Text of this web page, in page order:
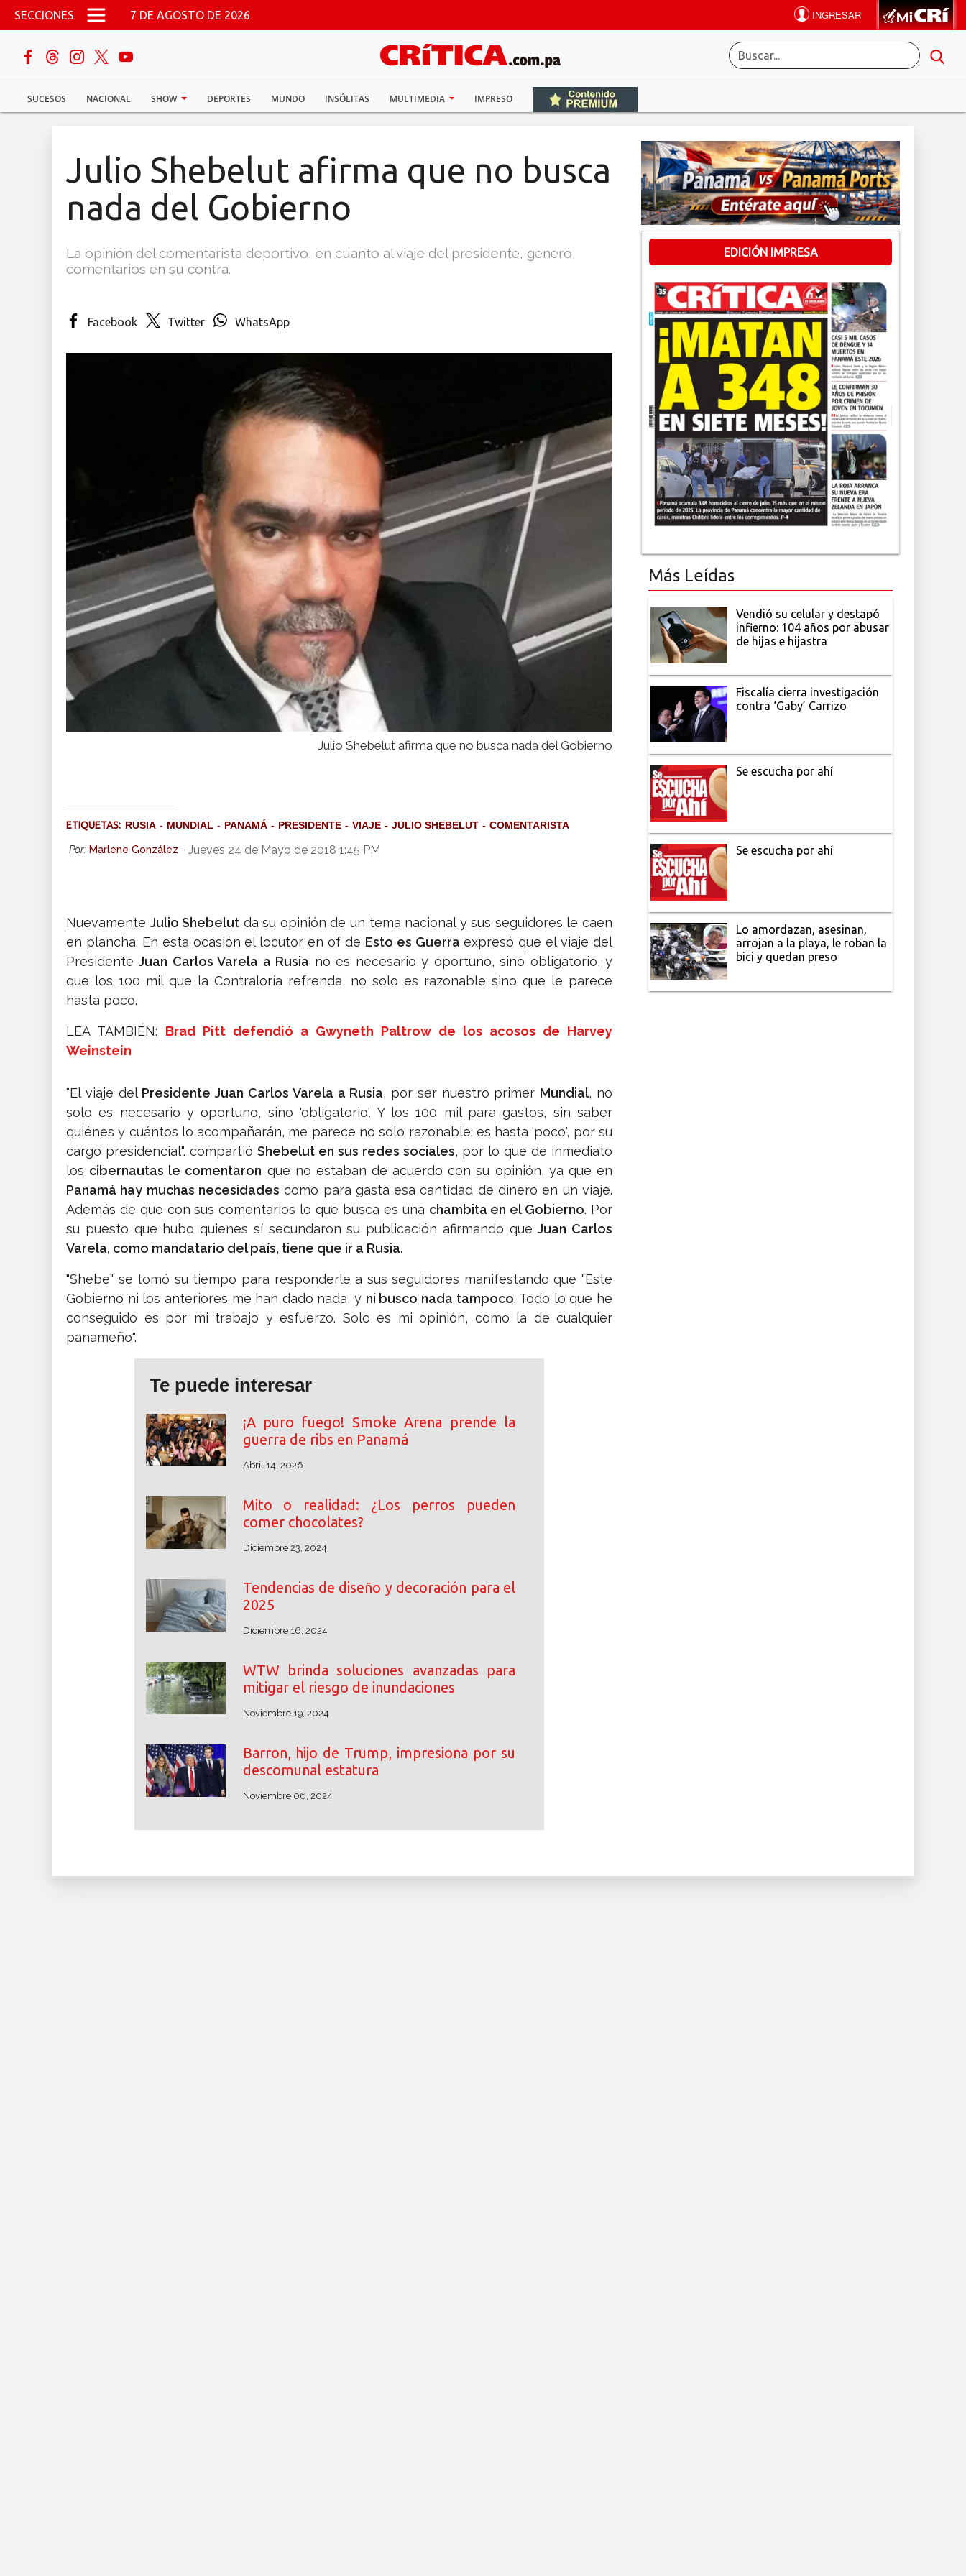
Pasar al contenido principal
SECCIONES 7 DE AGOSTO DE 2026
SUCESOS NACIONAL SHOW DEPORTES MUNDO INSÓLITAS MULTIMEDIA IMPRESO
buscar
Sucesos
Julio Shebelut afirma que no busca
nada del Gobierno
La opinión del comentarista deportivo, en cuanto al viaje del presidente, generó
comentarios en su contra.
Facebook Twitter WhatsApp
Julio Shebelut afirma que no busca nada del Gobierno
ETIQUETAS: RUSIA MUNDIAL PANAMÁ PRESIDENTE VIAJE JULIO SHEBELUT COMENTARISTA
Por: Marlene González - Jueves 24 de Mayo de 2018 1:45 PM
Nuevamente Julio Shebelut da su opinión de un tema nacional y sus seguidores le caen
en plancha. En esta ocasión el locutor en of de Esto es Guerra expresó que el viaje del
PresidenteJuan Carlos Varela a Rusia no es necesario y oportuno, sino obligatorio, y
que los 100 mil que la Contraloría refrenda, no solo es razonable sino que le parece
hasta poco.
LEA TAMBIÉN: Brad Pitt defendió a Gwyneth Paltrow de los acosos de Harvey
Weinstein
"El viaje del Presidente Juan Carlos Varela a Rusia, por ser nuestro primer Mundial, no
solo es necesario y oportuno, sino 'obligatorio'. Y los 100 mil para gastos, sin saber
quiénes y cuántos lo acompañarán, me parece no solo razonable; es hasta 'poco', por su
cargo presidencial". compartió Shebelut en sus redes sociales, por lo que de inmediato
los cibernautas le comentaron que no estaban de acuerdo con su opinión, ya que en
Panamá hay muchas necesidades como para gasta esa cantidad de dinero en un viaje.
Además de que con sus comentarios lo que busca es una chambita en el Gobierno. Por
su puesto que hubo quienes sí secundaron su publicación afirmando queJuan Carlos
Varela, como mandatario del país, tiene que ir a Rusia.
"Shebe" se tomó su tiempo para responderle a sus seguidores manifestando que "Este
Gobierno ni los anteriores me han dado nada, y ni busco nada tampoco. Todo lo que he
conseguido es por mi trabajo y esfuerzo. Solo es mi opinión, como la de cualquier
panameño".
Te puede interesar
¡A puro fuego! Smoke Arena prende la
guerra de ribs en Panamá
Abril 14, 2026
Mito o realidad: ¿Los perros pueden
comer chocolates?
Diciembre 23, 2024
Tendencias de diseño y decoración para el
2025
Diciembre 16, 2024
WTW brinda soluciones avanzadas para
mitigar el riesgo de inundaciones
Noviembre 19, 2024
Barron, hijo de Trump, impresiona por su
descomunal estatura
Noviembre 06, 2024
EDICIÓN IMPRESA
Más Leídas
Vendió su celular y destapó
infierno: 104 años por abusar
de hijas e hijastra
Fiscalía cierra investigación
contra ‘Gaby’ Carrizo
Se escucha por ahí
Se escucha por ahí
Lo amordazan, asesinan,
arrojan a la playa, le roban la
bici y quedan preso